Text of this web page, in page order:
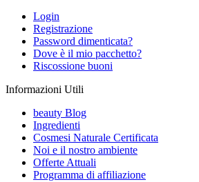
Login
Registrazione
Password dimenticata?
Dove è il mio pacchetto?
Riscossione buoni
Informazioni Utili
beauty Blog
Ingredienti
Cosmesi Naturale Certificata
Noi e il nostro ambiente
Offerte Attuali
Programma di affiliazione